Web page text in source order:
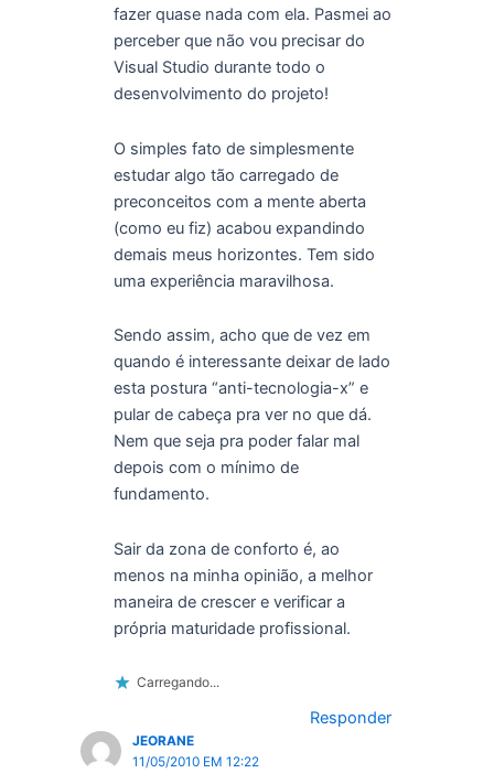
fazer quase nada com ela. Pasmei ao
perceber que não vou precisar do
Visual Studio durante todo o
desenvolvimento do projeto!
O simples fato de simplesmente
estudar algo tão carregado de
preconceitos com a mente aberta
(como eu fiz) acabou expandindo
demais meus horizontes. Tem sido
uma experiência maravilhosa.
Sendo assim, acho que de vez em
quando é interessante deixar de lado
esta postura “anti-tecnologia-x” e
pular de cabeça pra ver no que dá.
Nem que seja pra poder falar mal
depois com o mínimo de
fundamento.
Sair da zona de conforto é, ao
menos na minha opinião, a melhor
maneira de crescer e verificar a
própria maturidade profissional.
Carregando...
Responder
JEORANE
11/05/2010 EM 12:22